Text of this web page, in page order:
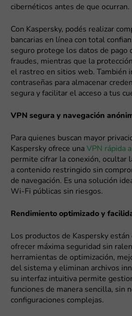
cibernéticos antes de que ocurran.
Con Kaspersky, podés realizar
bancarias en línea con total
seguro protege los datos de pago
fraudes, mientras que la
el rastreo en sitios web. También
contraseñas para almacenar
segura y facilitar el acceso a tus
VPN segura y navegación
Para quienes buscan mayor
Kaspersky ofrece una VPN rápida
permite cifrar la conexión, ocultar
a contenido restringido sin
de navegación. Es una solución
Wi-Fi públicas sin riesgos.
Rendimiento optimizado y
Los productos de Kaspersky están
ofrecer máxima seguridad sin
herramientas de optimización,
del sistema y eliminan archivos
su interfaz intuitiva permite
funciones de manera sencilla, sin
configuraciones complejas.